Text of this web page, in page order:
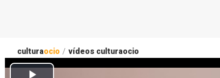
culturaocio / vídeos culturaocio